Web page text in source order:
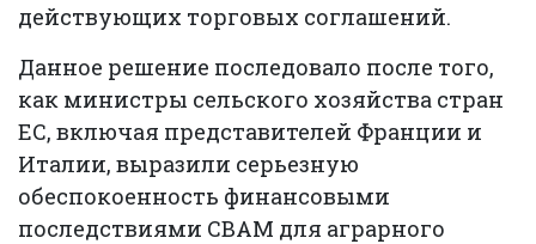
действующих торговых соглашений.
Данное решение последовало после того,
как министры сельского хозяйства стран
ЕС, включая представителей Франции и
Италии, выразили серьезную
обеспокоенность финансовыми
последствиями CBAM для аграрного